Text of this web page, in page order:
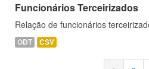
Funcionários Terceirizados
Relação de funcionários
ODT CSV